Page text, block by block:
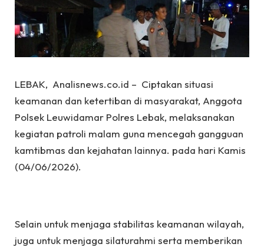
LEBAK, Analisnews.co.id – Ciptakan situasi
keamanan dan ketertiban di masyarakat, Anggota
Polsek Leuwidamar Polres Lebak, melaksanakan
kegiatan patroli malam guna mencegah gangguan
kamtibmas dan kejahatan lainnya. pada hari Kamis
(04/06/2026).
Selain untuk menjaga stabilitas keamanan wilayah,
juga untuk menjaga silaturahmi serta memberikan